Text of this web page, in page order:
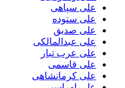
علی سپاهی
علی ستوده
علی صدیق
علی عبدالمالکی
علی عرب تبار
علی قاسمی
علی کرمانشاهی